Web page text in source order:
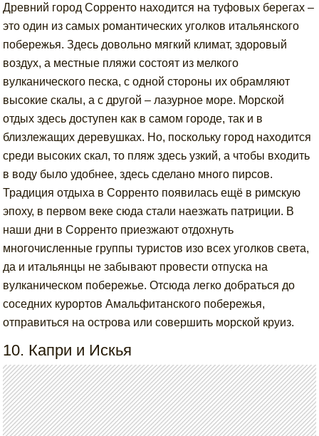
Древний город Сорренто находится на туфовых берегах –
это один из самых романтических уголков итальянского
побережья. Здесь довольно мягкий климат, здоровый
воздух, а местные пляжи состоят из мелкого
вулканического песка, с одной стороны их обрамляют
высокие скалы, а с другой – лазурное море. Морской
отдых здесь доступен как в самом городе, так и в
близлежащих деревушках. Но, поскольку город находится
среди высоких скал, то пляж здесь узкий, а чтобы входить
в воду было удобнее, здесь сделано много пирсов.
Традиция отдыха в Сорренто появилась ещё в римскую
эпоху, в первом веке сюда стали наезжать патриции. В
наши дни в Сорренто приезжают отдохнуть
многочисленные группы туристов изо всех уголков света,
да и итальянцы не забывают провести отпуска на
вулканическом побережье. Отсюда легко добраться до
соседних курортов Амальфитанского побережья,
отправиться на острова или совершить морской круиз.
10. Капри и Искья